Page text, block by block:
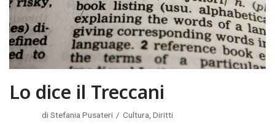
Lo dice il Treccani
diStefania Pusateri Cultura Diritti